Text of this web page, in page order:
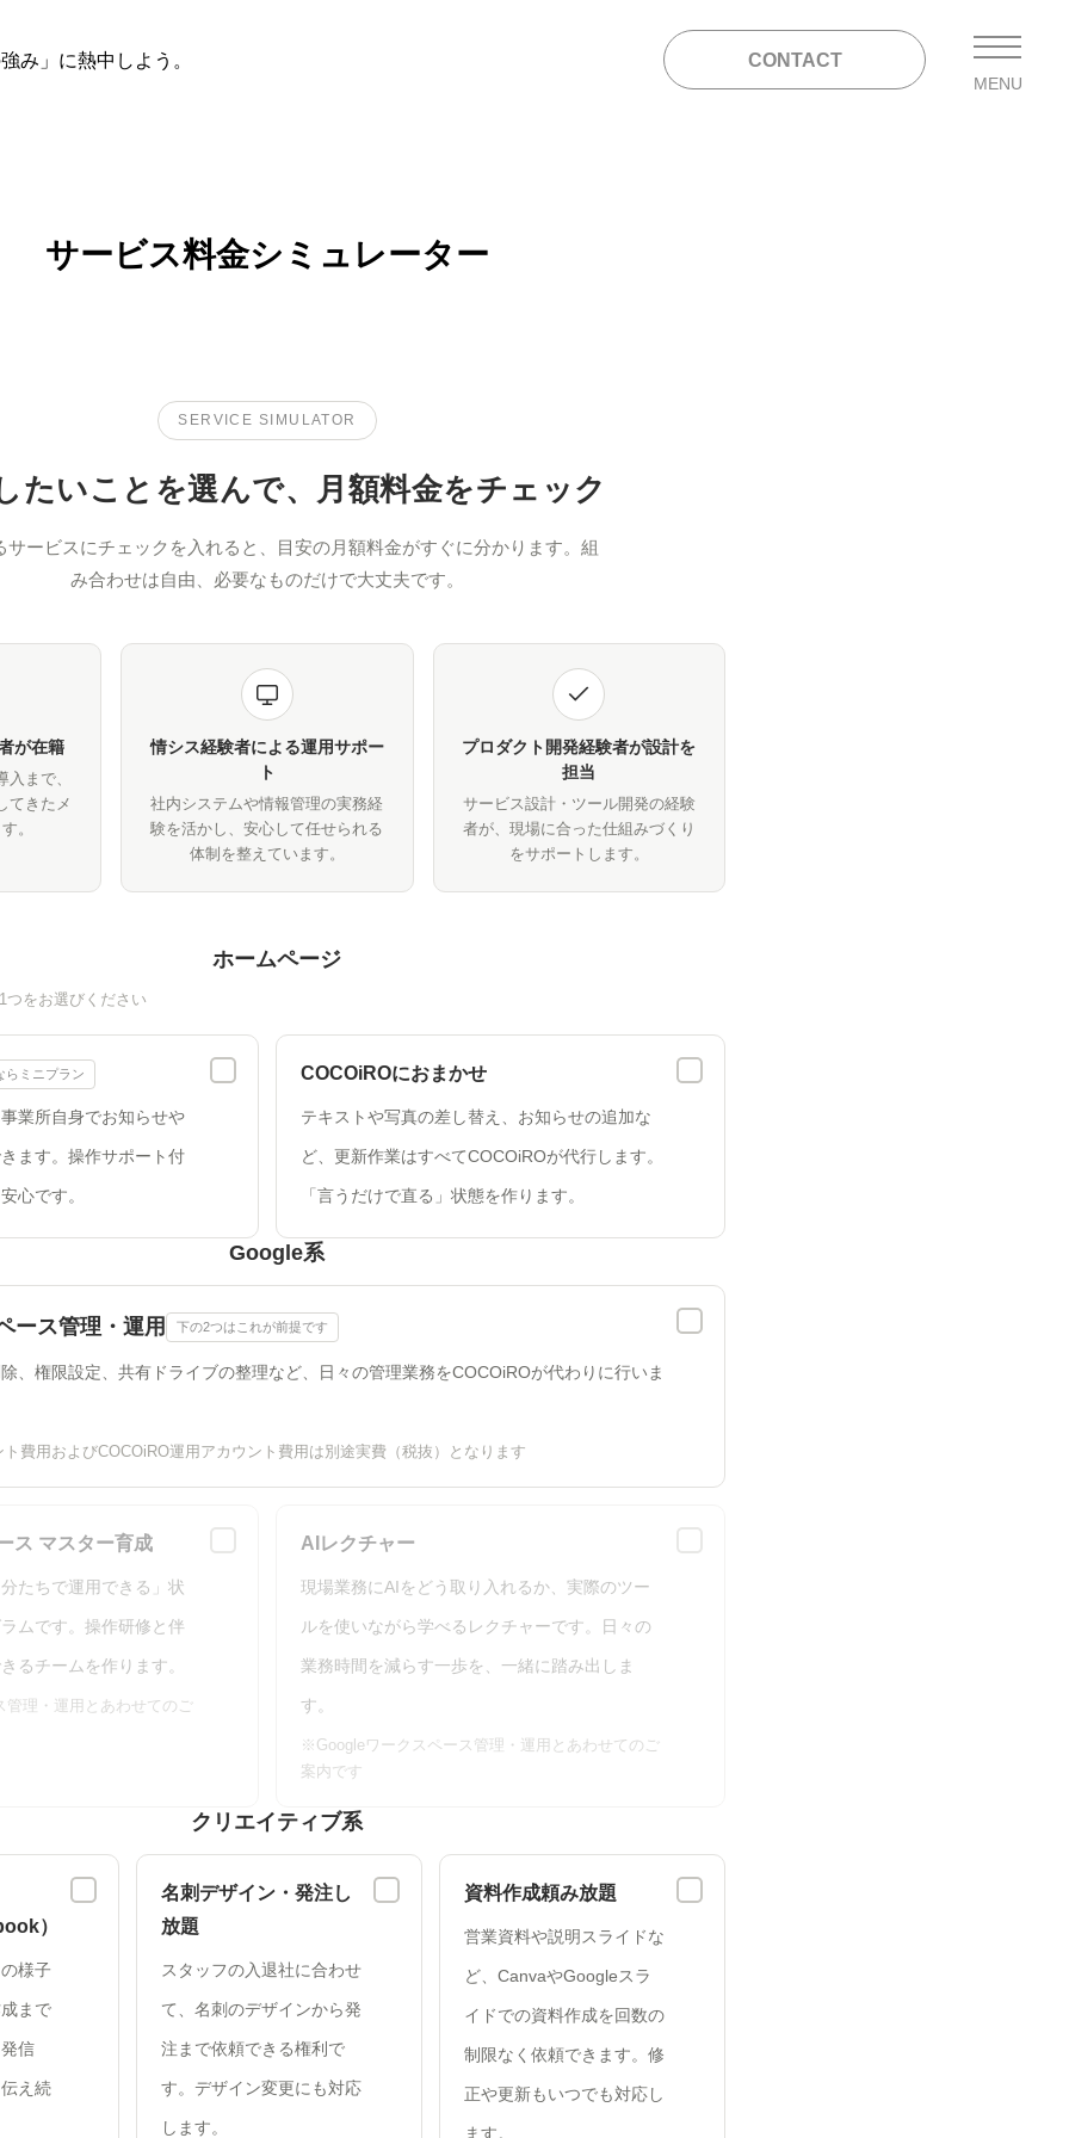
み」に熱中しよう。 CONTACT
MENU
サービス料金シミュレーター
SERVICE SIMULATOR
たいことを選んで、月額料金をチェック
サービスにチェックを入れると、目安の月額料金がすぐに分かります。組
み合わせは自由、必要なものだけで大丈夫です。
が在籍
まで、
てきたメ
。
情シス経験者による運用サポー
ト
社内システムや情報管理の実務経
験を活かし、安心して任せられる
体制を整えています。
プロダクト開発経験者が設計を
担当
サービス設計・ツール開発の経験
者が、現場に合った仕組みづくり
をサポートします。
ホームページ
つをお選びください
らミニプラン
業所自身でお知らせや
ます。操作サポート付
心です。
COCOiROにおまかせ
テキストや写真の差し替え、お知らせの追加な
ど、更新作業はすべてCOCOiROが代行します。
「言うだけで直る」状態を作ります。
Google系
ース管理・運用 下の2つはこれが前提です
、権限設定、共有ドライブの整理など、日々の管理業務をCOCOiROが代わりに行いま
費用およびCOCOiRO運用アカウント費用は別途実費（税抜）となります
ス マスター育成
たちで運用できる」状
ムです。操作研修と伴
るチームを作ります。
理・運用とあわせてのご
AIレクチャー
現場業務にAIをどう取り入れるか、実際のツー
ルを使いながら学べるレクチャーです。日々の
業務時間を減らす一歩を、一緒に踏み出しま
す。
※Googleワークスペース管理・運用とあわせてのご
案内です
クリエイティブ系
）
様子
まで
信
え続
名刺デザイン・発注し
放題
スタッフの入退社に合わせ
て、名刺のデザインから発
注まで依頼できる権利で
す。デザイン変更にも対応
します。
資料作成頼み放題
営業資料や説明スライドな
ど、CanvaやGoogleスラ
イドでの資料作成を回数の
制限なく依頼できます。修
正や更新もいつでも対応し
ます。